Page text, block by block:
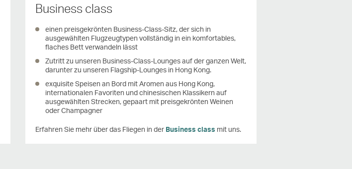
Business class
einen preisgekrönten Business-Class-Sitz, der sich in
ausgewählten Flugzeugtypen vollständig in ein komfortables,
flaches Bett verwandeln lässt
Zutritt zu unseren Business-Class-Lounges auf der ganzen Welt,
darunter zu unseren Flagship-Lounges in Hong Kong.
exquisite Speisen an Bord mit Aromen aus Hong Kong,
internationalen Favoriten und chinesischen Klassikern auf
ausgewählten Strecken, gepaart mit preisgekrönten Weinen
oder Champagner
Erfahren Sie mehr über das Fliegen in der Business class mit uns.